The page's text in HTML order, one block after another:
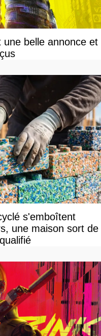
belle annonce et
s'emboîtent
une maison sort de